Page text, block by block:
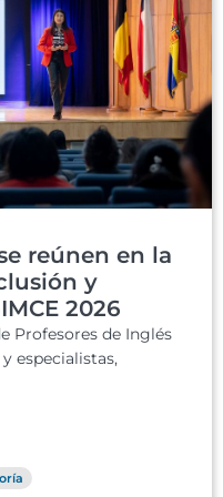
reúnen en la
y
2026
Profesores de Inglés
especialistas,